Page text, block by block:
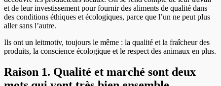
et de leur investissement pour fournir des aliments de qualité dans
des conditions éthiques et écologiques, parce que l’un ne peut plus
aller sans l’autre.
Ils ont un leitmotiv, toujours le même : la qualité et la fraîcheur des
produits, la conscience écologique et le respect des animaux en plus.
Raison 1. Qualité et marché sont deux